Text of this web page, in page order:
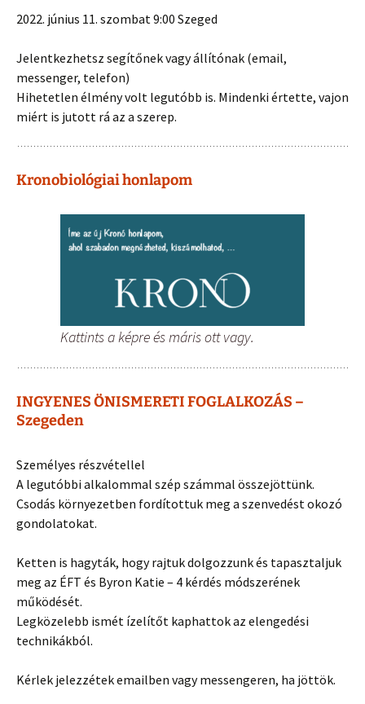
2022. június 11. szombat 9:00 Szeged
Jelentkezhetsz segítőnek vagy állítónak (email,
messenger, telefon)
Hihetetlen élmény volt legutóbb is. Mindenki értette, vajon
miért is jutott rá az a szerep.
Kronobiológiai honlapom
Kattints a képre és máris ott vagy.
INGYENES ÖNISMERETI FOGLALKOZÁS –
Szegeden
Személyes részvétellel
A legutóbbi alkalommal szép számmal összejöttünk.
Csodás környezetben fordítottuk meg a szenvedést okozó
gondolatokat.
Ketten is hagyták, hogy rajtuk dolgozzunk és tapasztaljuk
meg az ÉFT és Byron Katie – 4 kérdés módszerének
működését.
Legközelebb ismét ízelítőt kaphattok az elengedési
technikákból.
Kérlek jelezzétek emailben vagy messengeren, ha jöttök.